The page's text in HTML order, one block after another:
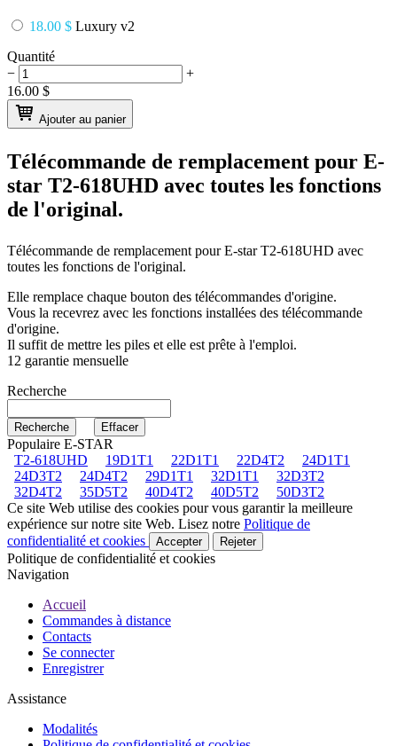
18.00 $ Luxury v2
Quantité
−
+
16.00 $
Ajouter au panier
Télécommande de remplacement pour E-
star T2-618UHD avec toutes les fonctions
de l'original.
Télécommande de remplacement pourE-star T2-618UHD avec
toutes les fonctions de l'original.
Elle remplace chaque bouton des télécommandes d'origine.
Vous la recevrez avec les fonctions installées des télécommande
d'origine.
Il suffit de mettre les piles et elle est prête à l'emploi.
12 garantie mensuelle
Recherche
Populaire E-STAR
T2-618UHD
19D1T1 22D1T1 22D4T2
24D1T1
24D3T2
24D4T2 29D1T1 32D1T1
32D3T2
32D4T2
35D5T2 40D4T2 40D5T2
50D3T2
Ce site Web utilise des cookies pour vous garantir la meilleure
expérience sur notre site Web. Lisez notre Politique de
confidentialité et cookies
Accepter Rejeter
Politique de confidentialité et cookies
Navigation
Accueil
Commandes à distance
Contacts
Se connecter
Enregistrer
Assistance
Modalités